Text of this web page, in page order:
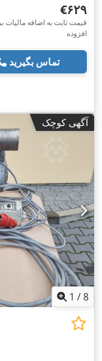
‎€۶۲۹
قیمت ثابت به اضافه مالیات
افزوده
تماس بگیرید
آگهی کوچک
1 /8